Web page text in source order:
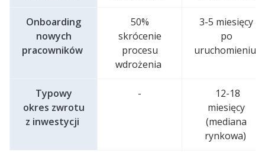
Onboarding
nowych
pracowników
50%
skrócenie
procesu
wdrożenia
3-5 miesięcy
po
uruchomieniu
Typowy
okres zwrotu
z inwestycji
-
12-18
miesięcy
(mediana
rynkowa)